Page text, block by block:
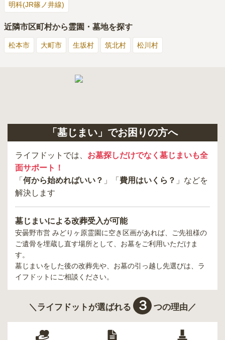
明科(JR篠ノ井線)
近隣市区町村から霊園・墓地を探す
松本市 大町市 生坂村 筑北村 松川村
「墓じまい」でお困りの方へ
ライフドットでは、 お墓探しだけでなく墓じまいも全
面サポート！
「 何から始めればいい？ 」「 費用はいくら？ 」などを
解決します
墓じまいによる改葬受入が可能
安曇野市営 みどりヶ原霊園に空き区画があれば、ご先祖様の
ご遺骨を埋蔵し直す場所として、お墓をご利用いただけま
す。
墓じまいをした後の改葬先や、お墓の引っ越し先選びは、ラ
イフドットにご相談ください。
＼ライフドットが選ばれる ３ つの理由／